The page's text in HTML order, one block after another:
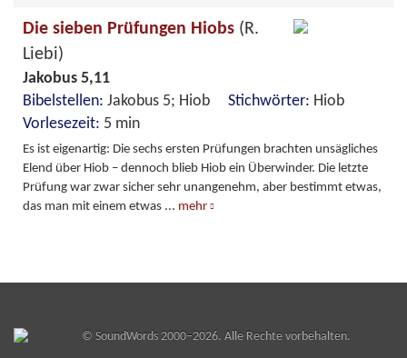
Die sieben Prüfungen Hiobs (R.
Liebi)
Jakobus 5,11
Bibelstellen: Jakobus 5; Hiob Stichwörter: Hiob
Vorlesezeit: 5 min
Es ist eigenartig: Die sechs ersten Prüfungen brachten unsägliches
Elend über Hiob – dennoch blieb Hiob ein Überwinder. Die letzte
Prüfung war zwar sicher sehr unangenehm, aber bestimmt etwas,
das man mit einem etwas ... mehr
© SoundWords2000–2026. Alle Rechte vorbehalten.